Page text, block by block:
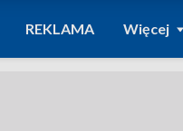
REKLAMA Więcej